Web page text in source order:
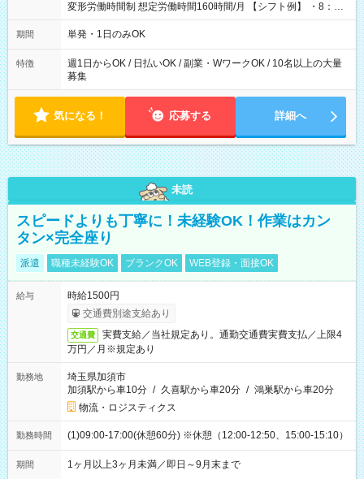
変形労働時間制 想定労働時間160時間/月 【シフト例】 ・8：00
～21：00
期間 単発・1日のみOK
特徴
週1日からOK / 日払いOK / 副業・WワークOK / 10名以上の大量
募集
気になる！ 応募する 詳細へ
未読
スピードよりも丁寧に！未経験OK！作業はカン
タン×完全座り
派遣 職種未経験OK ブランクOK WEB登録・面接OK
給与
時給1500円
交通費別途支給あり
交通費
実費支給／当社規定あり。通勤交通費実費支払／上限4
万円／月※規定あり
勤務地
埼玉県加須市
加須駅から車10分 / 久喜駅から車20分 / 鴻巣駅から車20分
物流・ロジスティクス
勤務時間 (1)09:00-17:00(休憩60分) ※休憩（12:00-12:50、15:00-15:10）
期間 1ヶ月以上3ヶ月未満／即日～9月末まで